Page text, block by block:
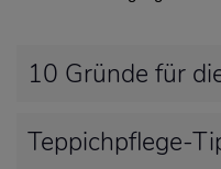
10 Gründe für
Teppichpflege-